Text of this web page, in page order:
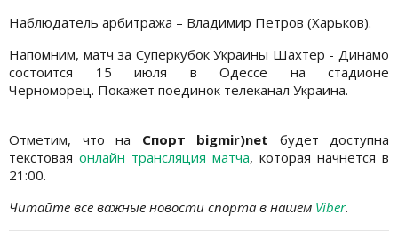
Наблюдатель арбитража – Владимир Петров (Харьков).
Напомним, матч за Суперкубок Украины Шахтер - Динамо
состоится 15 июля в Одессе на стадионе
Черноморец. Покажет поединок телеканал Украина.
Отметим, что на Спорт bigmir)net будет доступна
текстовая онлайн трансляция матча, которая начнется в
21:00.
Читайте все важные новости спорта в нашем Viber.